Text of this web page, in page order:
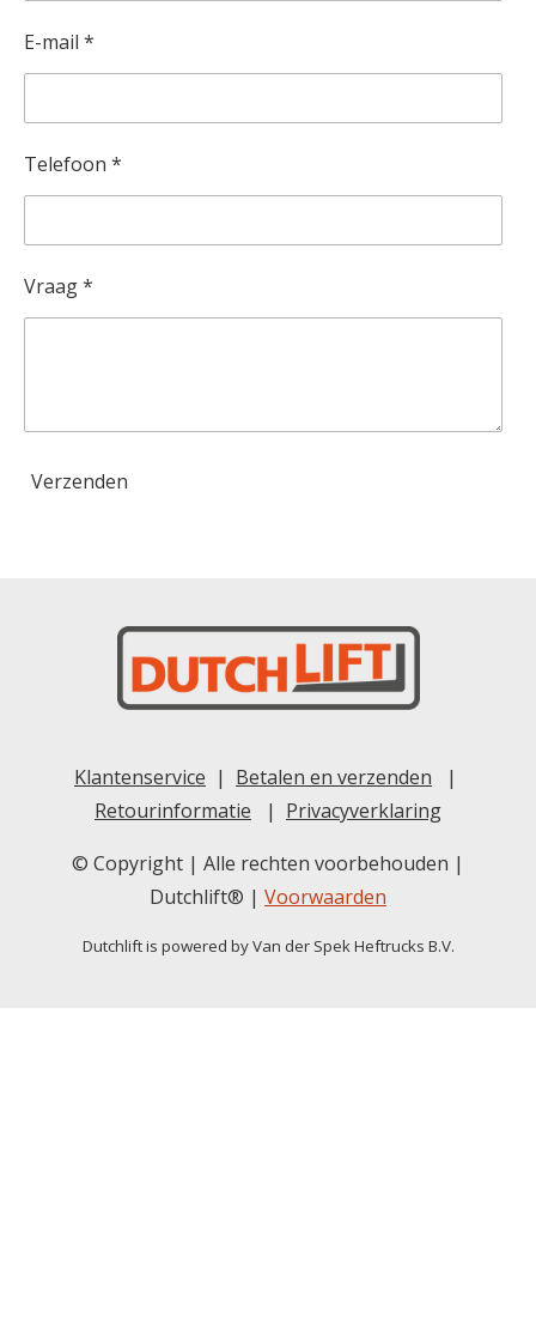
E-mail *
Telefoon *
Vraag *
Verzenden
Klantenservice | Betalen en verzenden |
Retourinformatie | Privacyverklaring
© Copyright | Alle rechten voorbehouden |
Dutchlift® | Voorwaarden
Dutchlift is powered by Van der Spek Heftrucks B.V.